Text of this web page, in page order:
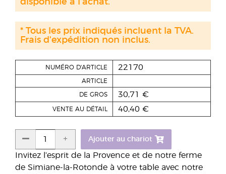
Invitez l’esprit de la Provence et de notre ferme
de Simiane-la-Rotonde à votre table avec notre
NUMÉRO D'ARTICLE 22170
ARTICLE
DE GROS 30,71 €
VENTE AU DÉTAIL 40,40 €
Ajouter au chariot
disponible à l'achat.
* Tous les prix indiqués incluent la TVA.
Frais d'expédition non inclus.